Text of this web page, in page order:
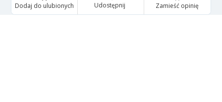
Dodaj do ulubionych Udostępnij Zamieść opinię